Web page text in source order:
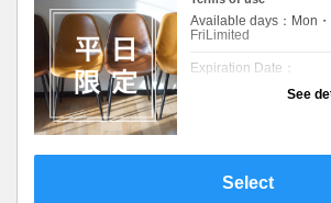
Available days：Mon
FriLimited
Expiration Date：
新規限定の平日のみの
平日クーポン●シャン
提案させて頂きます●
See
Select